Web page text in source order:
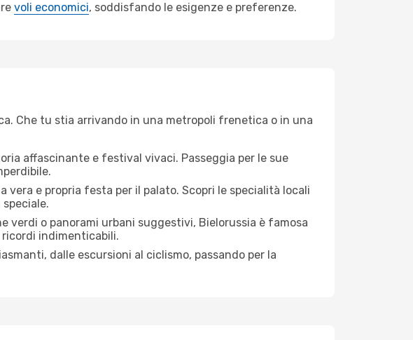
voli economici, soddisfando le esigenze e preferenze.
Che tu stia arrivando in una metropoli frenetica o in una
affascinante e festival vivaci. Passeggia per le sue
e propria festa per il palato. Scopri le specialità locali
o panorami urbani suggestivi, Bielorussia è famosa
indimenticabili.
dalle escursioni al ciclismo, passando per la